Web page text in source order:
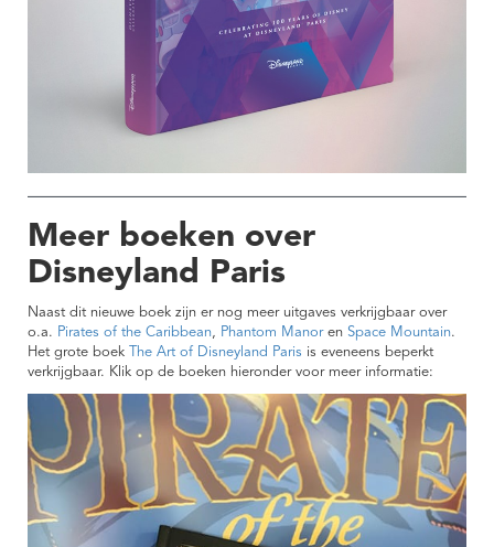
Meer boeken over
Disneyland Paris
Naast dit nieuwe boek zijn er nog meer uitgaves verkrijgbaar over
o.a. Pirates of the Caribbean, Phantom Manoren Space Mountain.
Het grote boek
The Art of Disneyland Paris is eveneens beperkt
verkrijgbaar. Klik op de boeken hieronder voor meer informatie: